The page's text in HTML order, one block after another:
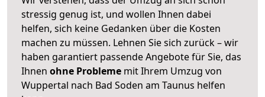
stressig genug ist, und wollen Ihnen dabei
helfen, sich keine Gedanken über die Kosten
machen zu müssen. Lehnen Sie sich zurück – wir
haben garantiert passende Angebote für Sie, das
Ihnen ohne Probleme mit Ihrem Umzug von
Wuppertal nach Bad Soden am Taunus helfen